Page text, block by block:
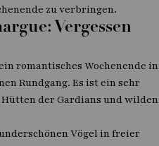
zu verbringen.
Vergessen
romantisches Wochenende in
Rundgang. Es ist ein sehr
der Gardians und wilden
Vögel in freier